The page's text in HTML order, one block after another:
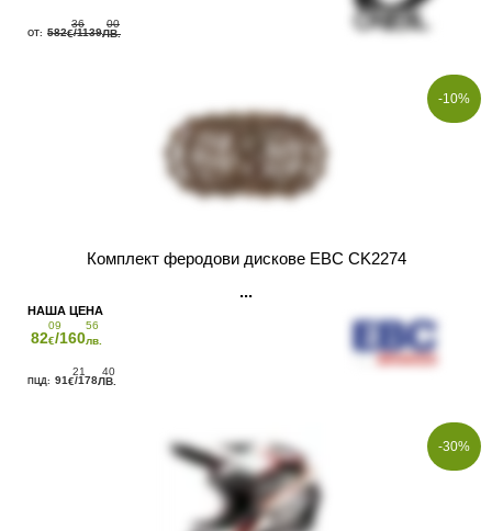
582
36
€/1139
00
ЛВ.
-10%
Комплект феродови дискове EBC CK2274
82
09
€/160
56
лв.
91
21
€/178
40
ЛВ.
-30%